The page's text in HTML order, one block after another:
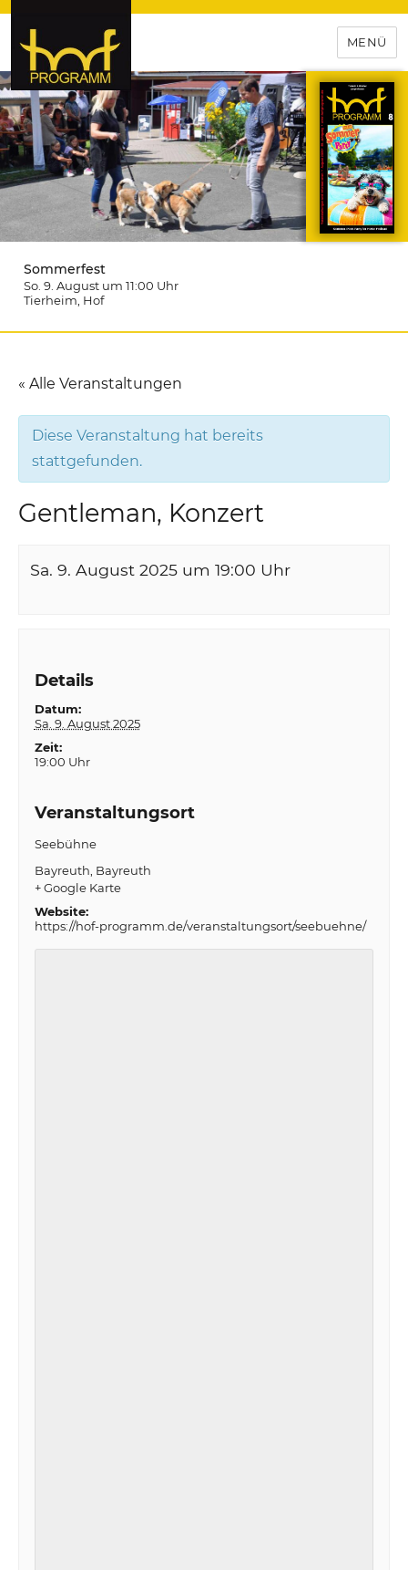
hof-programm – das
Veranstaltungsportal für
Hochfranken
MENÜ
Sommerfest
So. 9. August um 11:00 Uhr
Tierheim , Hof
« Alle Veranstaltungen
Diese Veranstaltung hat bereits
stattgefunden.
Gentleman, Konzert
Sa. 9. August 2025 um 19:00 Uhr
Details
Datum:
Sa. 9. August 2025
Zeit:
19:00 Uhr
Veranstaltungsort
Seebühne
Bayreuth Bayreuth
+ Google Karte
Website:
https://hof-programm.de/veranstaltungsort/seebuehne/